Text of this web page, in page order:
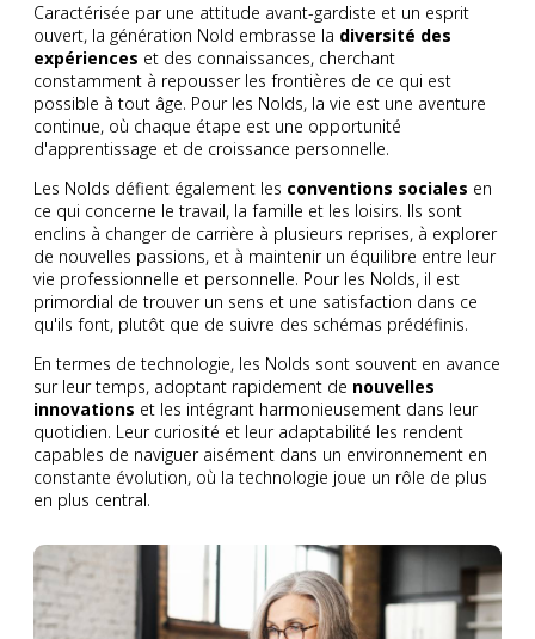
Caractérisée par une attitude avant-gardiste et un esprit
ouvert, la génération Nold embrasse la diversité des
expériences et des connaissances, cherchant
constamment à repousser les frontières de ce qui est
possible à tout âge. Pour les Nolds, la vie est une aventure
continue, où chaque étape est une opportunité
d'apprentissage et de croissance personnelle.
Les Nolds défient également les conventions sociales en
ce qui concerne le travail, la famille et les loisirs. Ils sont
enclins à changer de carrière à plusieurs reprises, à explorer
de nouvelles passions, et à maintenir un équilibre entre leur
vie professionnelle et personnelle. Pour les Nolds, il est
primordial de trouver un sens et une satisfaction dans ce
qu'ils font, plutôt que de suivre des schémas prédéfinis.
En termes de technologie, les Nolds sont souvent en avance
sur leur temps, adoptant rapidement de nouvelles
innovations et les intégrant harmonieusement dans leur
quotidien. Leur curiosité et leur adaptabilité les rendent
capables de naviguer aisément dans un environnement en
constante évolution, où la technologie joue un rôle de plus
en plus central.